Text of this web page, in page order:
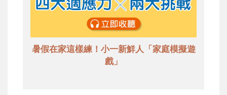
暑假在家這樣練！小一新鮮人「家庭模擬遊
戲」